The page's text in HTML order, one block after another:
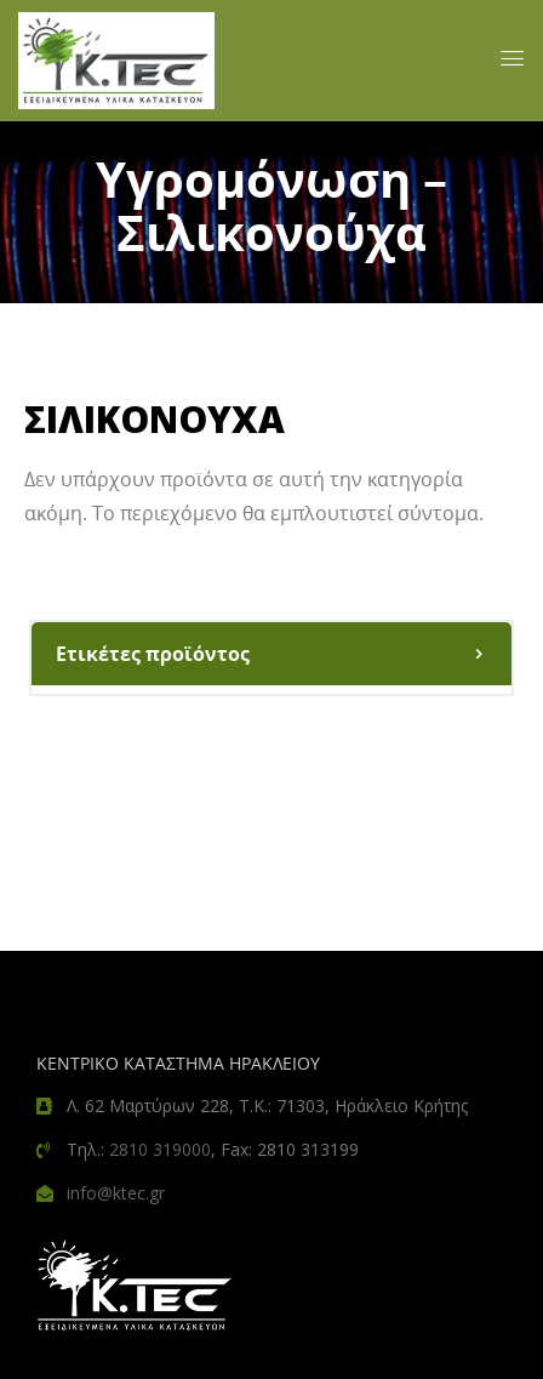
Υγρομόνωση –
Σιλικονούχα
Ετικέτες προϊόντος
ΣΙΛΙΚΟΝΟΥΧΑ
Δεν υπάρχουν προϊόντα σε αυτή την κατηγορία
ακόμη. Το περιεχόμενο θα εμπλουτιστεί σύντομα.
ΚΕΝΤΡΙΚΟ ΚΑΤΑΣΤΗΜΑ ΗΡΑΚΛΕΙΟΥ
Λ. 62 Μαρτύρων 228, Τ.Κ.: 71303, Ηράκλειο Κρήτης
Τηλ.: 2810 319000, Fax: 2810 313199
info@ktec.gr